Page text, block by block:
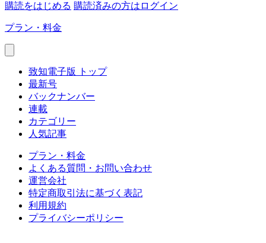
購読をはじめる 購読済みの方はログイン
プラン・料金
致知電子版 トップ
最新号
バックナンバー
連載
カテゴリー
人気記事
プラン・料金
よくある質問・お問い合わせ
運営会社
特定商取引法に基づく表記
利用規約
プライバシーポリシー